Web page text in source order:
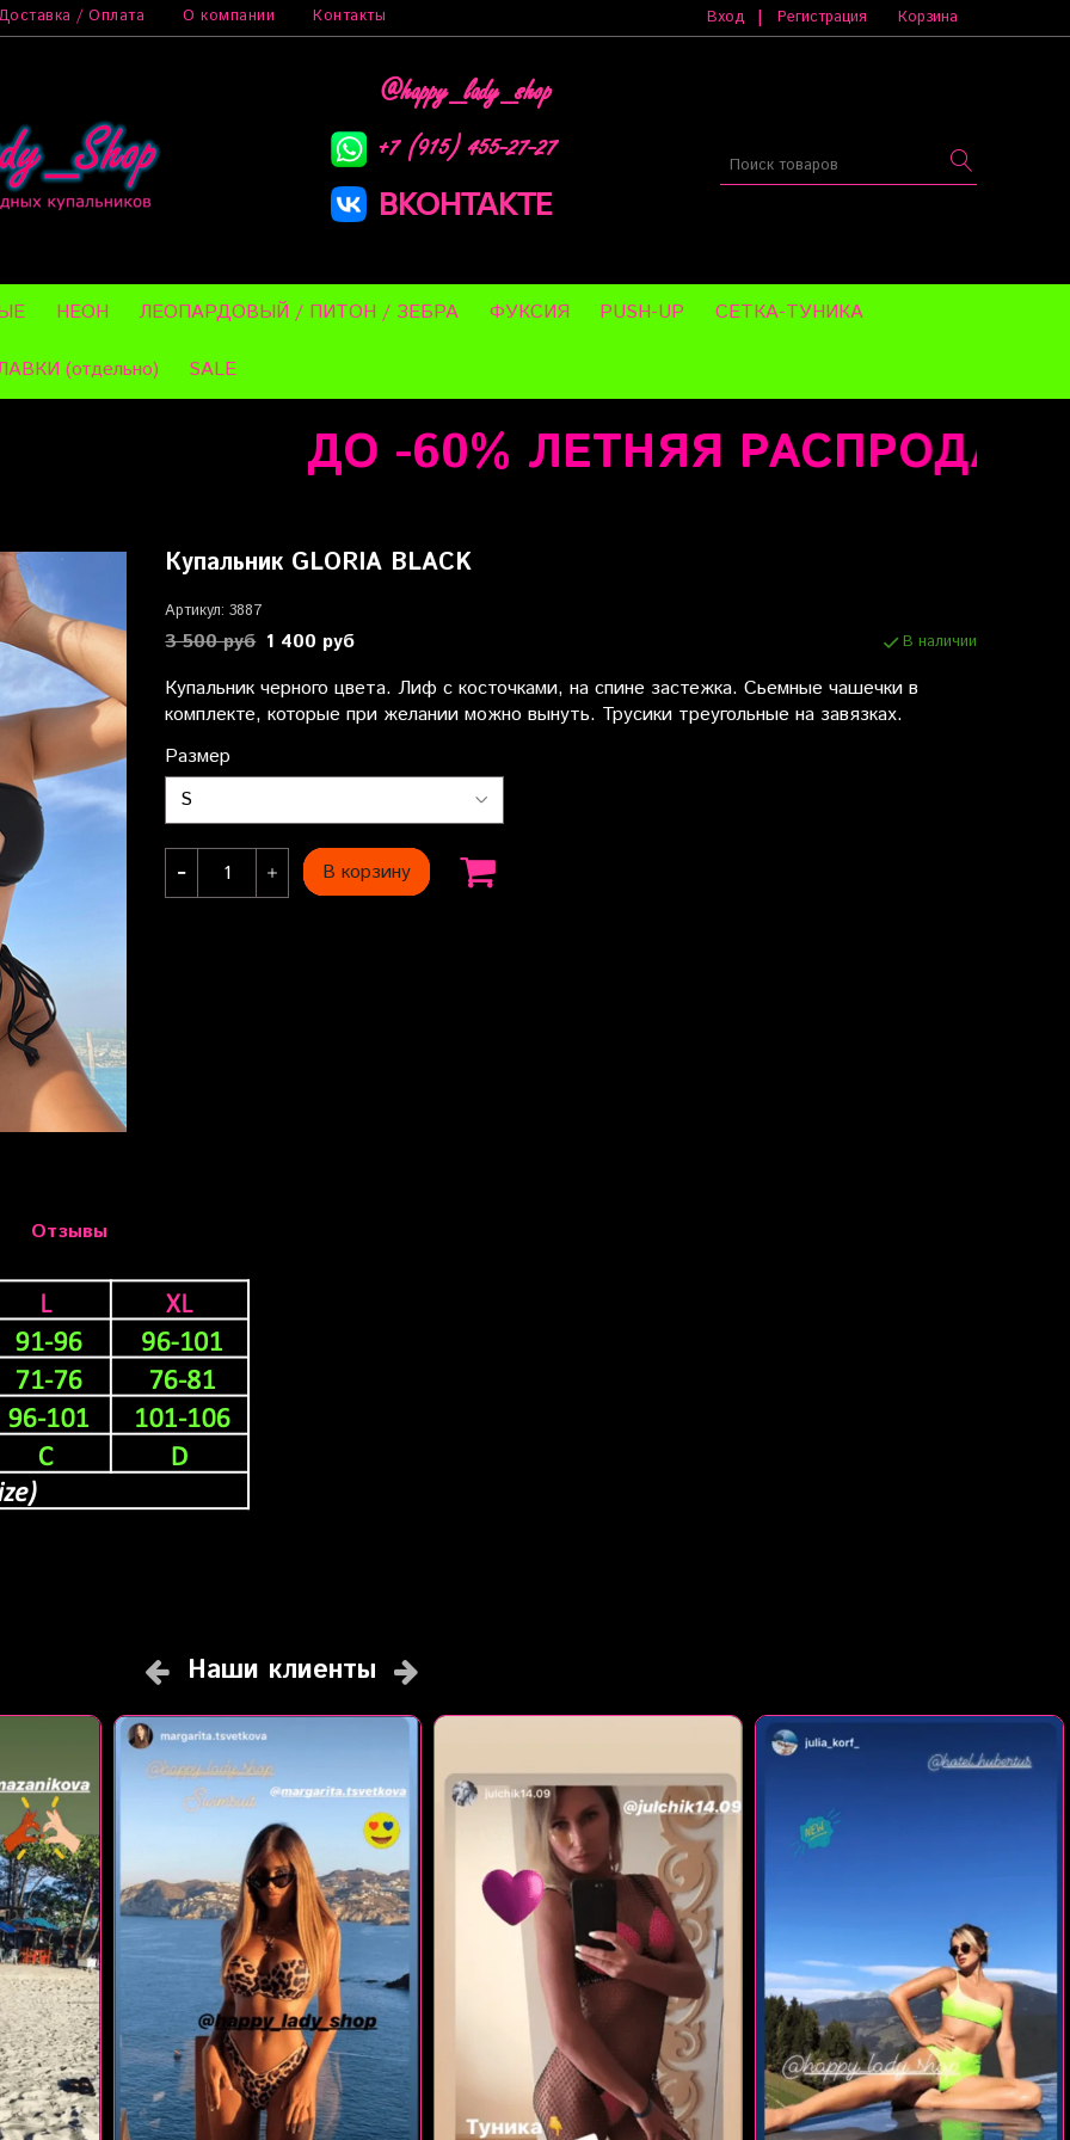
/ Оплата О компании Контакты Вход | Регистрация Корзина
@happy_lady_shop
+7 (915) 455-27-27
ВКОНТАКТЕ
НЕОН ЛЕОПАРДОВЫЙ / ПИТОН / ЗЕБРА ФУКСИЯ PUSH-UP СЕТКА-ТУНИКА
(отдельно) SALE
ДО -60% ЛЕТНЯЯ РАСПРОДАЖА
Купальник GLORIA BLACK
Артикул: 3887
3 500 руб 1 400 руб В наличии
Купальник черного цвета. Лиф с косточками, на спине застежка. Сьемные чашечки в
комплекте, которые при желании можно вынуть. Трусики треугольные на завязках.
Размер
В корзину
Отзывы
Наши клиенты